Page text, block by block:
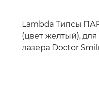
Lambda Типсы
(цвет желтый),
лазера Doctor